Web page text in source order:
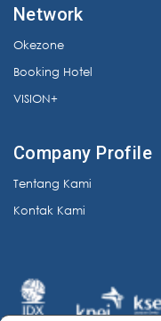
Network
Okezone
Booking Hotel
VISION+
Company Profile
Tentang Kami
Kontak Kami